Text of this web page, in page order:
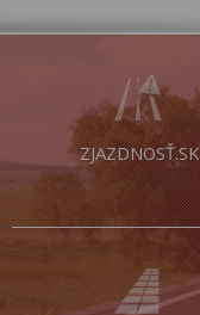
ZJAZDNOSŤ.SK